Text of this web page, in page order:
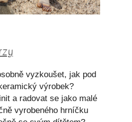
vyzkoušet, jak pod
výrobek?
a radovat se jako malé
vyrobeného hrníčku